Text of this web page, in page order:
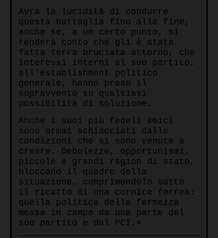
Avrà la lucidità di condurre
questa battaglia fino alla fine,
anche se, a un certo punto, si
renderà conto che gli è stata
fatta terra bruciata attorno, che
interessi interni al suo partito,
all’establishment politico
generale, hanno preso il
sopravvento su qualsiasi
possibilità di soluzione.
Anche i suoi più fedeli amici
sono ormai schiacciati dalle
condizioni che si sono venute a
creare. Debolezze, opportunismi,
piccole e grandi ragion di stato,
bloccano il quadro della
situazione, comprimendolo sotto
il ricatto di una cornice ferrea:
quella politica della fermezza
messa in campo da una parte del
suo partito e dal PCI.»